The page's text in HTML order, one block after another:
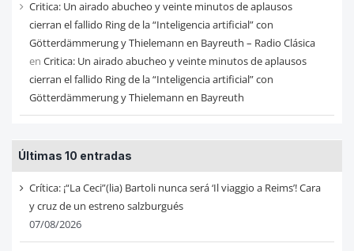
Critica: Un airado abucheo y veinte minutos de aplausos
cierran el fallido Ring de la “Inteligencia artificial” con
Götterdämmerung y Thielemann en Bayreuth – Radio Clásica
en Critica: Un airado abucheo y veinte minutos de aplausos
cierran el fallido Ring de la “Inteligencia artificial” con
Götterdämmerung y Thielemann en Bayreuth
Últimas 10 entradas
Crítica: ¡“La Ceci”(lia) Bartoli nunca será ‘Il viaggio a Reims’! Cara
y cruz de un estreno salzburgués
07/08/2026